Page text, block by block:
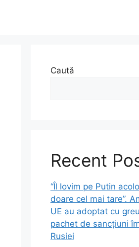
Caută
Recent
“Îl lovim pe Putin
doare cel mai tare”.
UE au adoptat cu
pachet de sancțiuni
Rusiei